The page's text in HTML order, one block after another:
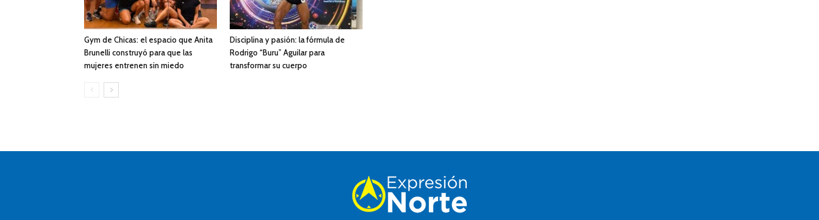
Gym de Chicas: el espacio que Anita
Brunelli construyó para que las
mujeres entrenen sin miedo
Disciplina y pasión: la fórmula de
Rodrigo “Buru” Aguilar para
transformar su cuerpo